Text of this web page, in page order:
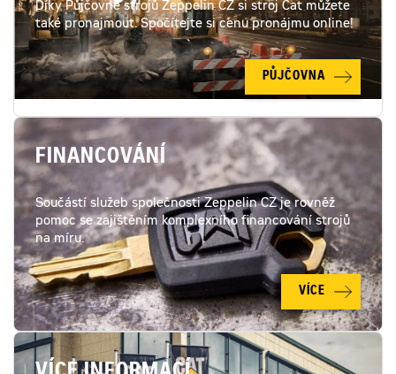
Díky Půjčovně strojů Zeppelin CZ si stroj Cat můžete
také pronajmout. Spočítejte si cenu pronájmu online!
PŮJČOVNA
FINANCOVÁNÍ
Součástí služeb společnosti Zeppelin CZ je rovněž
pomoc se zajištěním komplexního financování strojů
na míru.
VÍCE